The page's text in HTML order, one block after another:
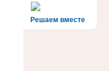
Решаем вместе